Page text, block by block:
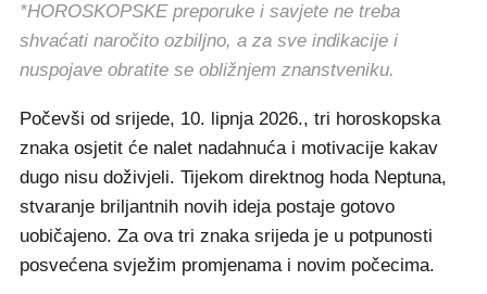
*HOROSKOPSKE preporuke i savjete ne treba
shvaćati naročito ozbiljno, a za sve indikacije i
nuspojave obratite se obližnjem znanstveniku.
Počevši od srijede, 10. lipnja 2026., tri horoskopska
znaka osjetit će nalet nadahnuća i motivacije kakav
dugo nisu doživjeli. Tijekom direktnog hoda Neptuna,
stvaranje briljantnih novih ideja postaje gotovo
uobičajeno. Za ova tri znaka srijeda je u potpunosti
posvećena svježim promjenama i novim počecima.